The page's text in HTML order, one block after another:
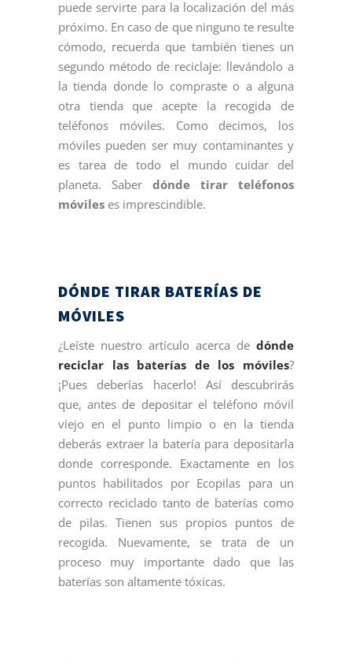
puede servirte para la localización del más
próximo. En caso de que ninguno te resulte
cómodo, recuerda que también tienes un
segundo método de reciclaje: llevándolo a
la tienda donde lo compraste o a alguna
otra tienda que acepte la recogida de
teléfonos móviles. Como decimos, los
móviles pueden ser muy contaminantes y
es tarea de todo el mundo cuidar del
planeta. Saber dónde tirar teléfonos
móviles es imprescindible.
DÓNDE TIRAR BATERÍAS DE
MÓVILES
¿Leíste nuestro artículo acerca de dónde
reciclar las baterías de los móviles?
¡Pues deberías hacerlo! Así descubrirás
que, antes de depositar el teléfono móvil
viejo en el punto limpio o en la tienda
deberás extraer la batería para depositarla
donde corresponde. Exactamente en los
puntos habilitados por Ecopilas para un
correcto reciclado tanto de baterías como
de pilas. Tienen sus propios puntos de
recogida. Nuevamente, se trata de un
proceso muy importante dado que las
baterías son altamente tóxicas.